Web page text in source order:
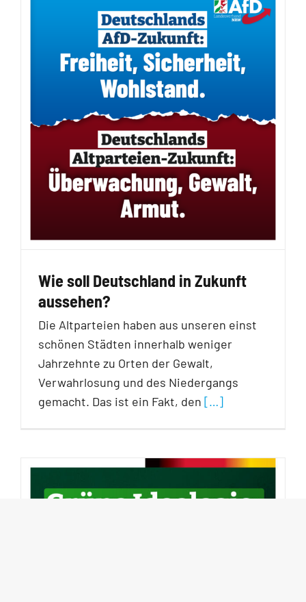
Wie soll Deutschland in Zukunft
aussehen?
Die Altparteien haben aus unseren einst
schönen Städten innerhalb weniger
Jahrzehnte zu Orten der Gewalt,
Verwahrlosung und des Niedergangs
gemacht. Das ist ein Fakt, den […]